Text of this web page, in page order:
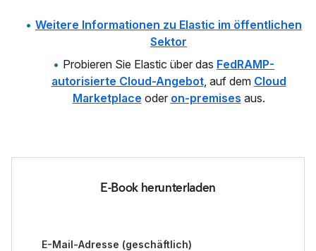
Weitere Informationen zu Elastic im öffentlichen
Sektor
Probieren Sie Elastic über das FedRAMP-
autorisierte Cloud-Angebot, auf dem Cloud
Marketplace oder on-premises aus.
E-Book herunterladen
E-Mail-Adresse (geschäftlich)